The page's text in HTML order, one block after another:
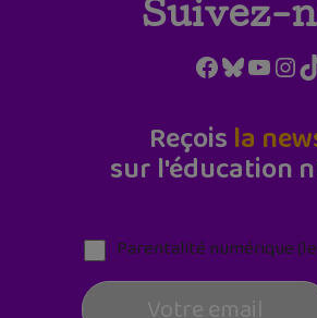
Suivez-
Facebook
Bluesky
Reçois la
sur l'éducation
Parentalité numérique